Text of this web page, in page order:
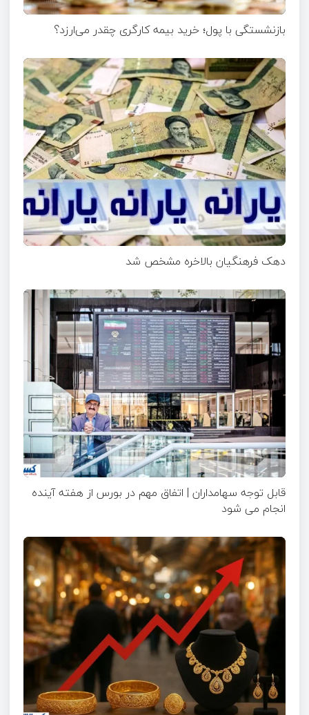
بازنشستگی با پول؛ خرید بیمه کارگری چقدر می‌ارزد؟
دهک فرهنگیان بالاخره مشخص شد
قابل توجه سهامداران | اتفاق مهم در بورس از هفته آینده
انجام می شود